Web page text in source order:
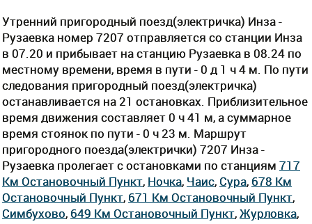
Утренний пригородный поезд(электричка) Инза -
Рузаевка номер 7207 отправляется со станции Инза
в 07.20 и прибывает на станцию Рузаевка в 08.24 по
местному времени, время в пути - 0 д 1 ч 4 м. По пути
следования пригородный поезд(электричка)
останавливается на 21 остановках. Приблизительное
время движения составляет 0 ч 41 м, а суммарное
время стоянок по пути - 0 ч 23 м. Маршрут
пригородного поезда(электрички) 7207 Инза -
Рузаевка пролегает c остановками по станциям 717
Км Остановочный Пункт, Ночка, Чаис, Сура, 678 Км
Остановочный Пункт, 671 Км Остановочный Пункт,
Симбухово, 649 Км Остановочный Пункт,Журловка,